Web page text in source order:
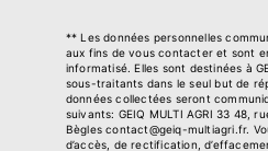
** Les données personnelles
aux fins de vous contacter et sont
informatisé. Elles sont destinées à
sous-traitants dans le seul but de
données collectées seront
suivants: GEIQ MULTI AGRI 33 48,
Bègles contact@geiq-multiagri.fr.
d’accès, de rectification,